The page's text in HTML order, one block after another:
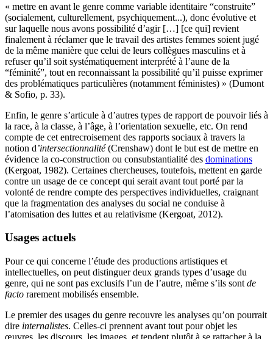
« mettre en avant le genre comme variable identitaire “construite”
(socialement, culturellement, psychiquement...), donc évolutive et
sur laquelle nous avons possibilité d’agir […] [ce qui] revient
finalement à réclamer que le travail des artistes femmes soient jugé
de la même manière que celui de leurs collègues masculins et à
refuser qu’il soit systématiquement interprété à l’aune de la
“féminité”, tout en reconnaissant la possibilité qu’il puisse exprimer
des problématiques particulières (notamment féministes) » (Dumont
& Sofio, p. 33).
Enfin, le genre s’articule à d’autres types de rapport de pouvoir liés à
la race, à la classe, à l’âge, à l’orientation sexuelle, etc. On rend
compte de cet entrecroisement des rapports sociaux à travers la
notion d’intersectionnalité(Crenshaw) dont le but est de mettre en
évidence la co-construction ou consubstantialité des dominations
(Kergoat, 1982). Certaines chercheuses, toutefois, mettent en garde
contre un usage de ce concept qui serait avant tout porté par la
volonté de rendre compte des perspectives individuelles, craignant
que la fragmentation des analyses du social ne conduise à
l’atomisation des luttes et au relativisme (Kergoat, 2012).
Usages actuels
Pour ce qui concerne l’étude des productions artistiques et
intellectuelles, on peut distinguer deux grands types d’usage du
genre, qui ne sont pas exclusifs l’un de l’autre, même s’ils sont de
facto rarement mobilisés ensemble.
Le premier des usages du genre recouvre les analyses qu’on pourrait
dire internalistes. Celles-ci prennent avant tout pour objet les
œuvres, les discours, les images, et tendent plutôt à se rattacher à la